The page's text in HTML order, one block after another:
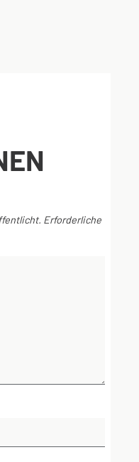
Erforderliche